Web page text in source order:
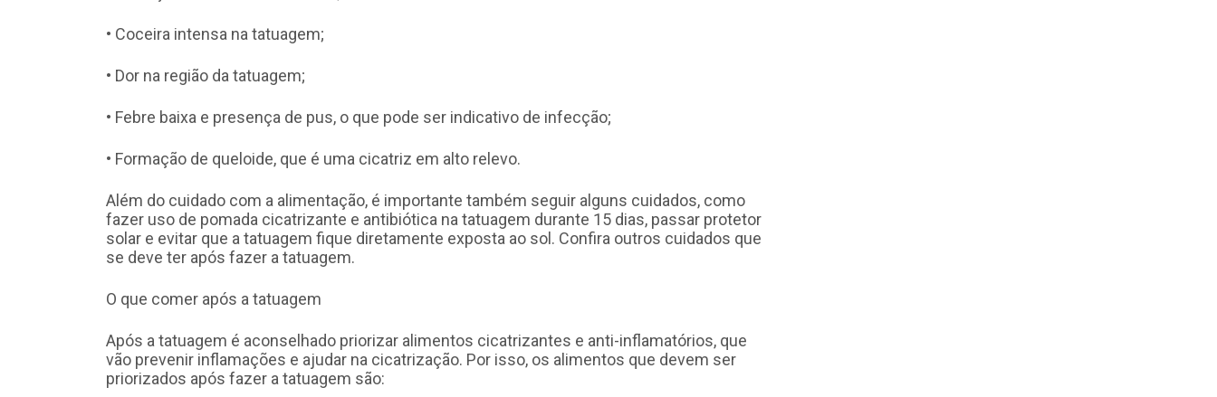
• Coceira intensa na tatuagem;
• Dor na região da tatuagem;
• Febre baixa e presença de pus, o que pode ser indicativo de infecção;
• Formação de queloide, que é uma cicatriz em alto relevo.
Além do cuidado com a alimentação, é importante também seguir alguns cuidados, como
fazer uso de pomada cicatrizante e antibiótica na tatuagem durante 15 dias, passar protetor
solar e evitar que a tatuagem fique diretamente exposta ao sol. Confira outros cuidados que
se deve ter após fazer a tatuagem.
O que comer após a tatuagem
Após a tatuagem é aconselhado priorizar alimentos cicatrizantes e anti-inflamatórios, que
vão prevenir inflamações e ajudar na cicatrização. Por isso, os alimentos que devem ser
priorizados após fazer a tatuagem são: